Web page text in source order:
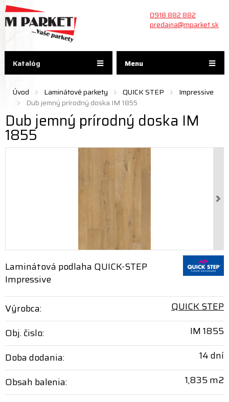
Menu
0918 882 882
predajna@mparket.sk
Úvod Laminátové parkety QUICK STEP
Impressive
Dub jemný prírodný doska IM 1855
Dub jemný prírodný doska IM
1855
Laminátová podlaha QUICK-STEP
Impressive
Výrobca:
QUICK STEP
Obj. čislo:
IM 1855
Doba dodania:
14 dní
Obsah balenia:
1,835 m2
Katalóg